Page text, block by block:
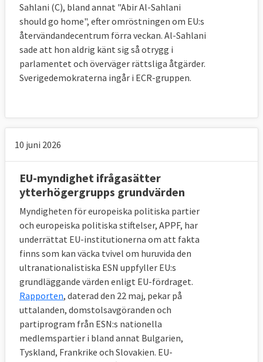
Sahlani (C), bland annat "Abir Al-Sahlani
should go home", efter omröstningen om EU:s
återvändandecentrum förra veckan. Al-Sahlani
sade att hon aldrig känt sig så otrygg i
parlamentet och överväger rättsliga åtgärder.
Sverigedemokraterna ingår i ECR-gruppen.
10 juni 2026
EU-myndighet ifrågasätter
ytterhögergrupps grundvärden
Myndigheten för europeiska politiska partier
och europeiska politiska stiftelser, APPF, har
underrättat EU-institutionerna om att fakta
finns som kan väcka tvivel om huruvida den
ultranationalistiska ESN uppfyller EU:s
grundläggande värden enligt EU-fördraget.
Rapporten, daterad den 22 maj, pekar på
uttalanden, domstolsavgöranden och
partiprogram från ESN:s nationella
medlemspartier i bland annat Bulgarien,
Tyskland, Frankrike och Slovakien. EU-